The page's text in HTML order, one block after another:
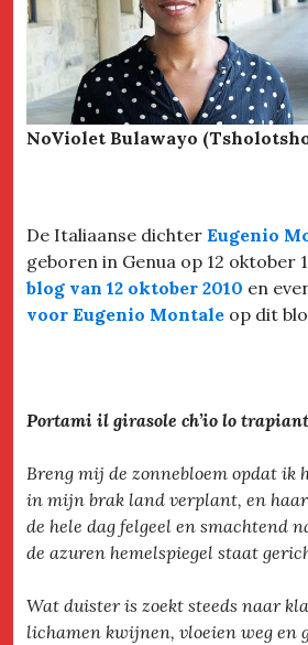
NoViolet Bulawayo
De Italiaanse dichter Eugenio
geboren in Genua op 12 oktober
blog van 12 oktober 2010 en
voor Eugenio Montale op dit
Portami il girasole ch’io lo
Breng mij de zonnebloem opdat ik
in mijn brak land verplant, en
de hele dag felgeel en smachtend
de azuren hemelspiegel staat
Wat duister is zoekt steeds naar
lichamen kwijnen, vloeien weg en